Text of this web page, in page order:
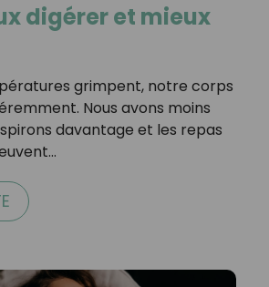
digérer et mieux
grimpent, notre corps
Nous avons moins
davantage et les repas